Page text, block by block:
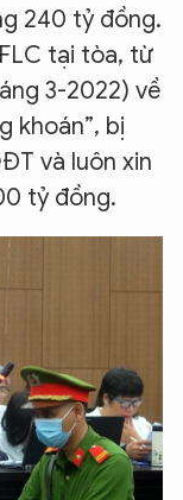
240 tỷ đồng.
tại tòa, từ
3-2022) về
khoán”, bị
và luôn xin
tỷ đồng.